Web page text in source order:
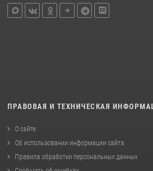
ПРАВОВАЯ И ТЕХНИЧЕСКАЯ
О сайте
Об использовании информации сайта
Правила обработки персональных данных